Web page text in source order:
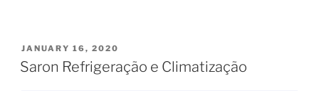
JANUARY 16, 2020
Saron Refrigeração e Climatização